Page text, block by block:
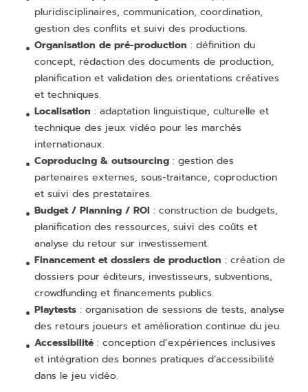
pluridisciplinaires, communication, coordination,
gestion des conflits et suivi des productions.
Organisation de pré-production : définition du
concept, rédaction des documents de production,
planification et validation des orientations créatives
et techniques.
Localisation : adaptation linguistique, culturelle et
technique des jeux vidéo pour les marchés
internationaux.
Coproducing & outsourcing : gestion des
partenaires externes, sous-traitance, coproduction
et suivi des prestataires.
Budget / Planning / ROI : construction de budgets,
planification des ressources, suivi des coûts et
analyse du retour sur investissement.
Financement et dossiers de production : création de
dossiers pour éditeurs, investisseurs, subventions,
crowdfunding et financements publics.
Playtests : organisation de sessions de tests, analyse
des retours joueurs et amélioration continue du jeu.
Accessibilité : conception d’expériences inclusives
et intégration des bonnes pratiques d’accessibilité
dans le jeu vidéo.